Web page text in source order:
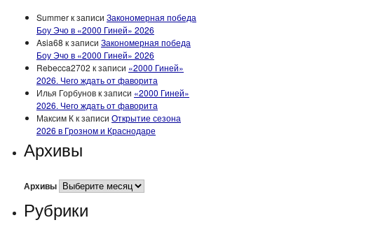
Summerк записи Закономерная победа
Боу Эчо в «2000 Гиней» 2026
Asia68 к записи Закономерная победа
Боу Эчо в «2000 Гиней» 2026
Rebecca2702 к записи «2000 Гиней»
2026. Чего ждать от фаворита
Илья Горбуновк записи «2000 Гиней»
2026. Чего ждать от фаворита
Максим Кк записи Открытие сезона
2026 в Грозном и Краснодаре
Архивы
Архивы
Рубрики